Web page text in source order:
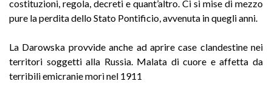
costituzioni, regola, decreti e quant’altro. Ci si mise di mezzo
pure la perdita dello Stato Pontificio, avvenuta in quegli anni.
La Darowska provvide anche ad aprire case clandestine nei
territori soggetti alla Russia. Malata di cuore e affetta da
terribili emicranie morì nel 1911